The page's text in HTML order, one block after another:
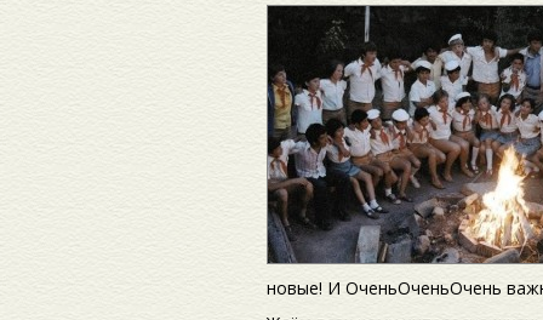
новые! И ОченьОченьОчень